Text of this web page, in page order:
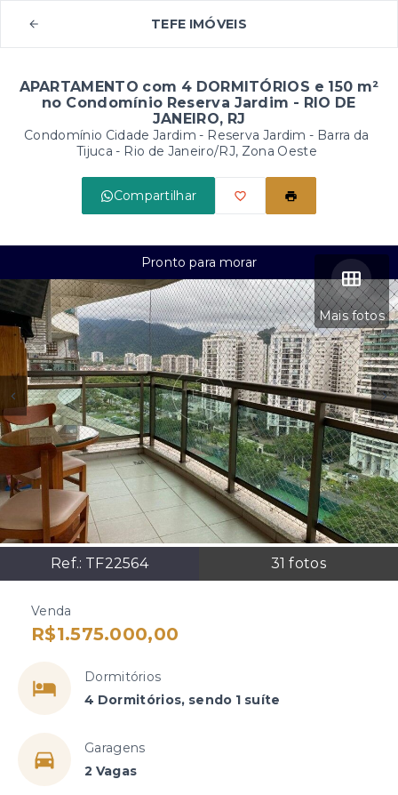
TEFE IMÓVEIS
APARTAMENTO com 4 DORMITÓRIOS e 150 m²
no Condomínio Reserva Jardim - RIO DE
JANEIRO, RJ
Condomínio Cidade Jardim - Reserva Jardim - Barra da
Tijuca - Rio de Janeiro/RJ, Zona Oeste
Compartilhar
Mais fotos
Ref.: TF22564 31 fotos
Pronto para morar
Venda
R$1.575.000,00
Dormitórios
4 Dormitórios, sendo 1 suíte
Garagens
2 Vagas